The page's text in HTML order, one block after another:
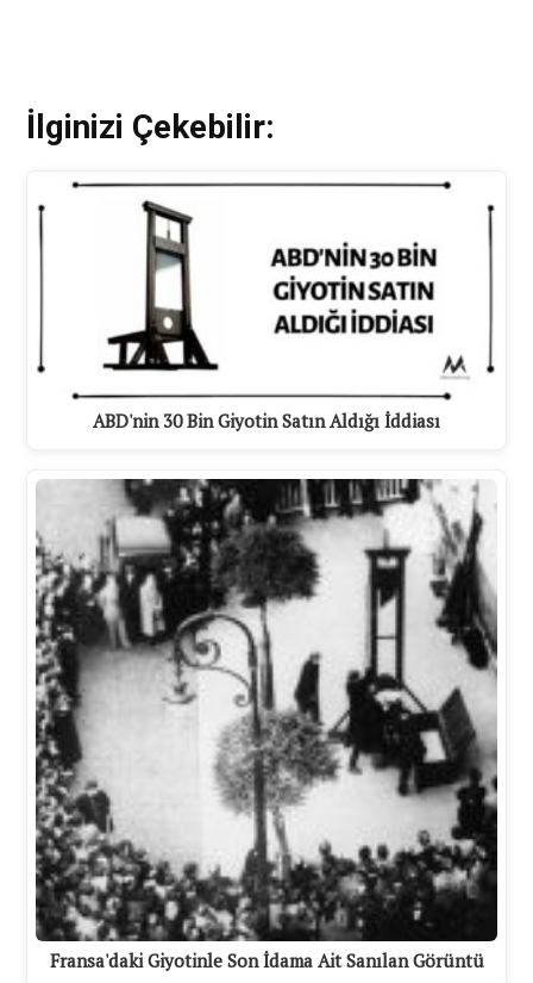
İlginizi Çekebilir:
ABD'nin 30 Bin Giyotin Satın Aldığı İddiası
Fransa'daki Giyotinle Son İdama Ait Sanılan Görüntü